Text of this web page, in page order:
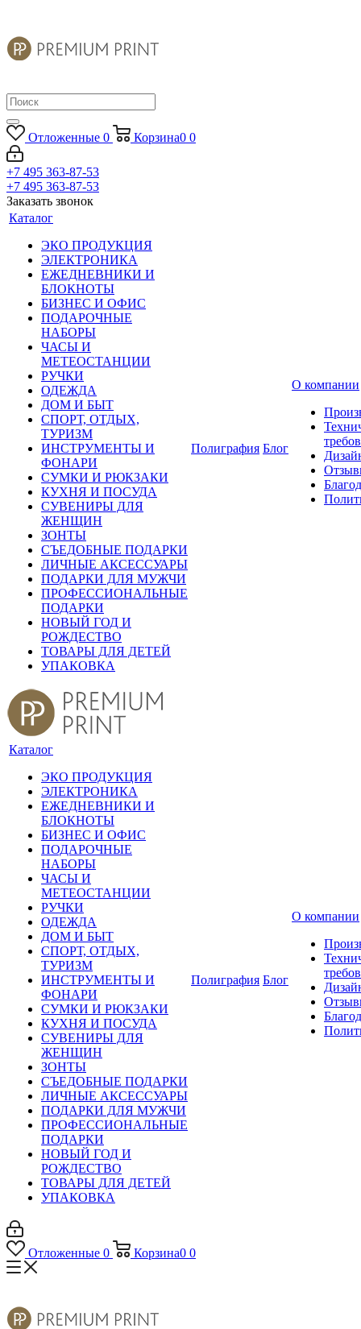
Отложенные 0 Корзина0 0
+7 495 363-87-53
+7 495 363-87-53
Заказать звонок
Каталог
ЭКО ПРОДУКЦИЯ
ЭЛЕКТРОНИКА
ЕЖЕДНЕВНИКИ И
БЛОКНОТЫ
БИЗНЕС И ОФИС
ПОДАРОЧНЫЕ
НАБОРЫ
ЧАСЫ И
МЕТЕОСТАНЦИИ
РУЧКИ
ОДЕЖДА
ДОМ И БЫТ
СПОРТ, ОТДЫХ,
ТУРИЗМ
ИНСТРУМЕНТЫ И
ФОНАРИ
СУМКИ И РЮКЗАКИ
КУХНЯ И ПОСУДА
СУВЕНИРЫ ДЛЯ
ЖЕНЩИН
ЗОНТЫ
СЪЕДОБНЫЕ ПОДАРКИ
ЛИЧНЫЕ АКСЕССУАРЫ
ПОДАРКИ ДЛЯ МУЖЧИ
ПРОФЕССИОНАЛЬНЫЕ
ПОДАРКИ
НОВЫЙ ГОД И
РОЖДЕСТВО
ТОВАРЫ ДЛЯ ДЕТЕЙ
УПАКОВКА
Полиграфия Блог
О компании
Каталог
ЭКО ПРОДУКЦИЯ
ЭЛЕКТРОНИКА
ЕЖЕДНЕВНИКИ И
БЛОКНОТЫ
БИЗНЕС И ОФИС
ПОДАРОЧНЫЕ
НАБОРЫ
ЧАСЫ И
МЕТЕОСТАНЦИИ
РУЧКИ
ОДЕЖДА
ДОМ И БЫТ
СПОРТ, ОТДЫХ,
ТУРИЗМ
ИНСТРУМЕНТЫ И
ФОНАРИ
СУМКИ И РЮКЗАКИ
КУХНЯ И ПОСУДА
СУВЕНИРЫ ДЛЯ
ЖЕНЩИН
ЗОНТЫ
СЪЕДОБНЫЕ ПОДАРКИ
ЛИЧНЫЕ АКСЕССУАРЫ
ПОДАРКИ ДЛЯ МУЖЧИ
ПРОФЕССИОНАЛЬНЫЕ
ПОДАРКИ
НОВЫЙ ГОД И
РОЖДЕСТВО
ТОВАРЫ ДЛЯ ДЕТЕЙ
УПАКОВКА
Полиграфия Блог
О компании
Отложенные 0 Корзина0 0